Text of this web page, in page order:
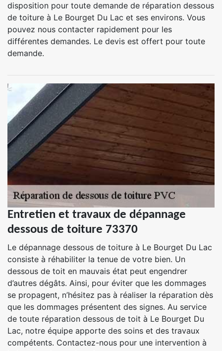
disposition pour toute demande de réparation dessous
de toiture à Le Bourget Du Lac et ses environs. Vous
pouvez nous contacter rapidement pour les
différentes demandes. Le devis est offert pour toute
demande.
Entretien et travaux de dépannage
dessous de toiture 73370
Le dépannage dessous de toiture à Le Bourget Du Lac
consiste à réhabiliter la tenue de votre bien. Un
dessous de toit en mauvais état peut engendrer
d’autres dégâts. Ainsi, pour éviter que les dommages
se propagent, n’hésitez pas à réaliser la réparation dès
que les dommages présentent des signes. Au service
de toute réparation dessous de toit à Le Bourget Du
Lac, notre équipe apporte des soins et des travaux
compétents. Contactez-nous pour une intervention à